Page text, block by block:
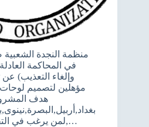
منظمة النجدة
في المحاكمة
وإلغاء التعذيب)
مؤهلين لتصميم
هدف
,لمن يرغب في التقديم يرجى أرسال السيرة…